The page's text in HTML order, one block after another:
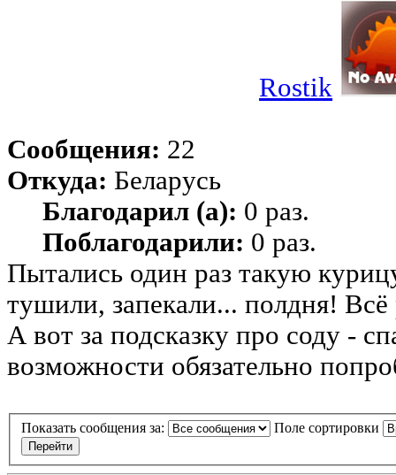
Rostik
Сообщения: 22
Откуда: Беларусь
Благодарил (а): 0 раз.
Поблагодарили: 0 раз.
Пытались один раз такую
тушили, запекали... полдня!
А вот за подсказку про соду -
возможности обязательно
Показать сообщения за: Поле сортировки